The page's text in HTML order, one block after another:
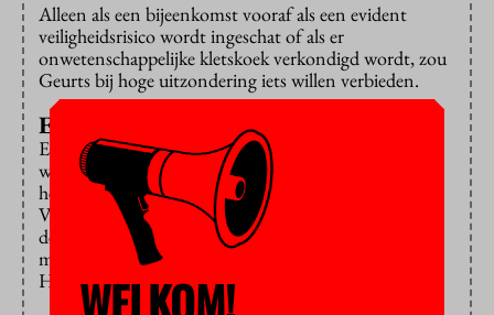
Alleen als een bijeenkomst vooraf als een evident
veiligheidsrisico wordt ingeschat of als er
onwetenschappelijke kletskoek verkondigd wordt, zou
Geurts bij hoge uitzondering iets willen verbieden.
Ervan leren
Een probleem met het symposium dat de bestuurders
wel onderkennen, was het besloten karakter. Pas op
het allerlaatste moment werd het opengesteld voor
VU-medewerkers en studenten, na aandringen van
decaan Gregor Halff bij de organisatoren. “Dat
moeten we voortaan anders doen”, concludeerde
Halff.WELKOM!